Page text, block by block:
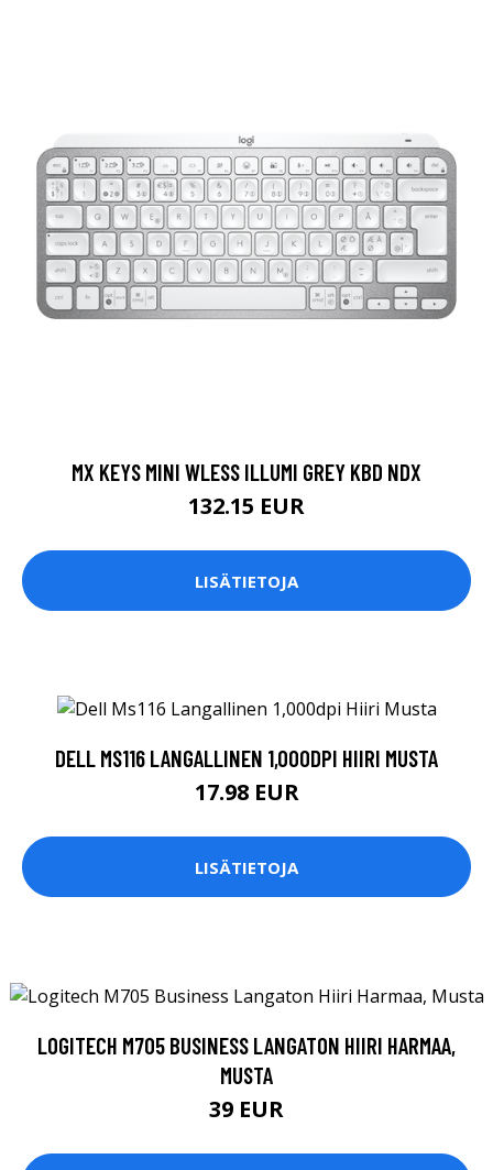
MX KEYS MINI WLESS ILLUMI GREY KBD NDX
132.15 EUR
LISÄTIETOJA
DELL MS116 LANGALLINEN 1,000DPI HIIRI MUSTA
17.98 EUR
LISÄTIETOJA
LOGITECH M705 BUSINESS LANGATON HIIRI HARMAA,
MUSTA
39 EUR